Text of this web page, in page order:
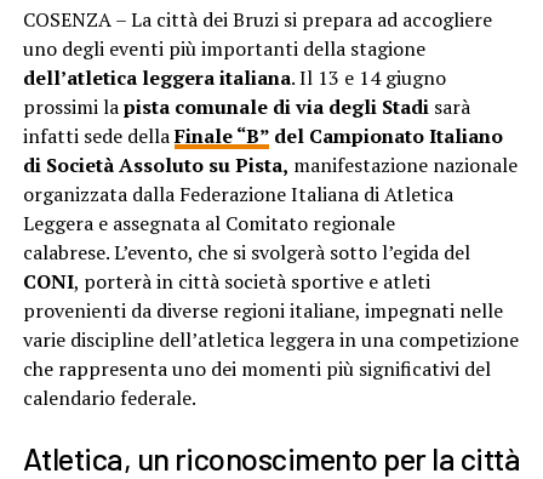
COSENZA – La città dei Bruzi si prepara ad accogliere
uno degli eventi più importanti della stagione
dell’atletica leggera italiana. Il 13 e 14 giugno
prossimi lapista comunale di via degli Stadisarà
infatti sede dellaFinale “B”del Campionato Italiano
di Società Assoluto su Pista, manifestazione nazionale
organizzata dalla Federazione Italiana di Atletica
Leggera e assegnata al Comitato regionale
calabrese. L’evento, che si svolgerà sotto l’egida del
CONI, porterà in città società sportive e atleti
provenienti da diverse regioni italiane, impegnati nelle
varie discipline dell’atletica leggera in una competizione
che rappresenta uno dei momenti più significativi del
calendario federale.
Atletica, un riconoscimento per la città